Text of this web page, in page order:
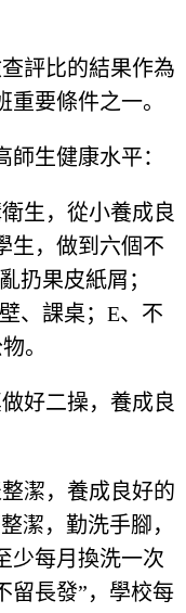
評比的結果作為
要條件之一。
師生健康水平：
生，從小養成良
生，做到六個不
扔果皮紙屑；
、課桌；E、不
。
好二操，養成良
潔，養成良好的
潔，勤洗手腳，
少每月換洗一次
留長發”，學校每